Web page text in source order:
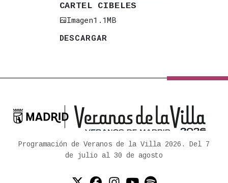
CARTEL CIBELES
Imagen1.1MB
DESCARGAR

Ayuntamiento de Madrid
Programación de Veranos de la Villa 2026. Del 7
de julio al 30 de agosto